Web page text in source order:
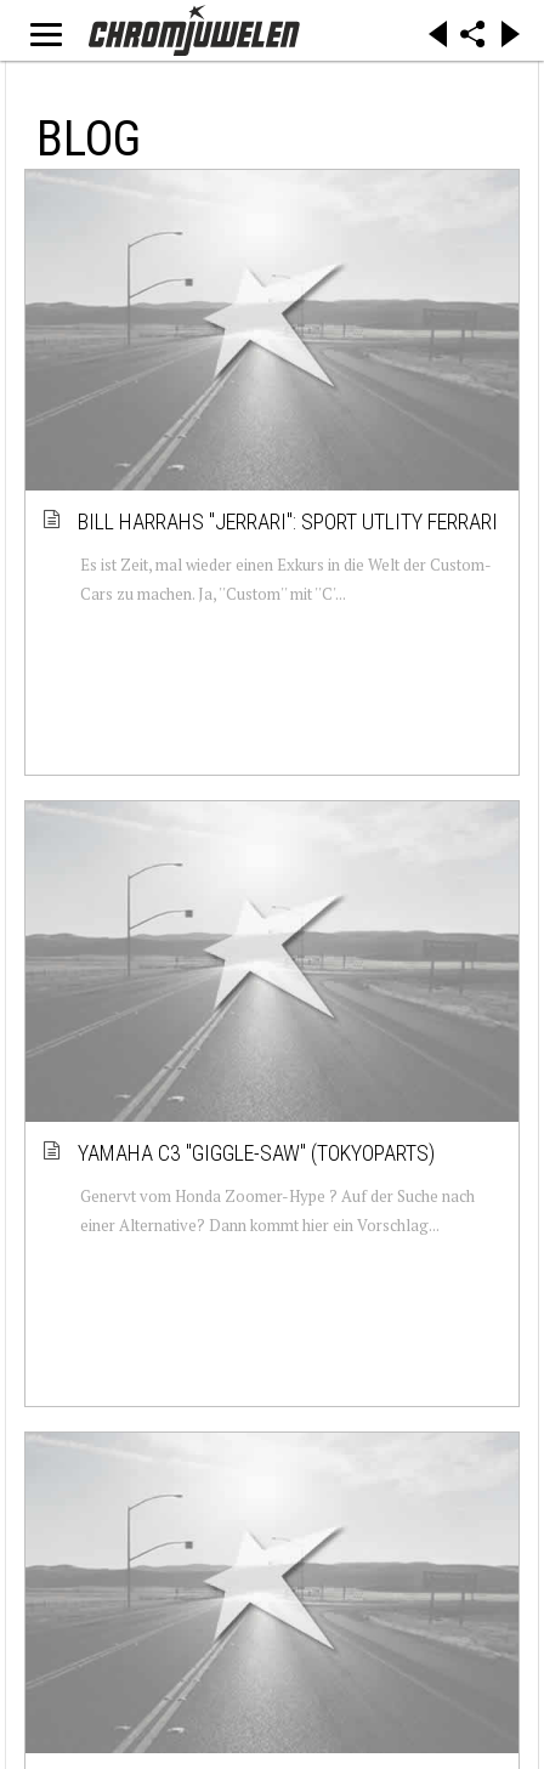
BLOG
BILL HARRAHS ''JERRARI'': SPORT UTLITY FERRARI
Es ist Zeit, mal wieder einen Exkurs in die Welt der Custom-
Cars zu machen. Ja, ''Custom'' mit ''C'...
YAMAHA C3 ''GIGGLE-SAW'' (TOKYOPARTS)
Genervt vom Honda Zoomer-Hype ? Auf der Suche nach
einer Alternative? Dann kommt hier ein Vorschlag...